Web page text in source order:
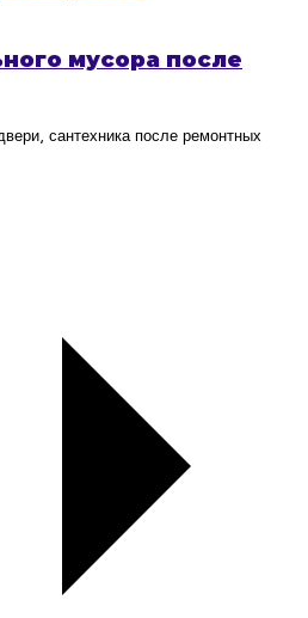
мусора после
сантехника после ремонтных